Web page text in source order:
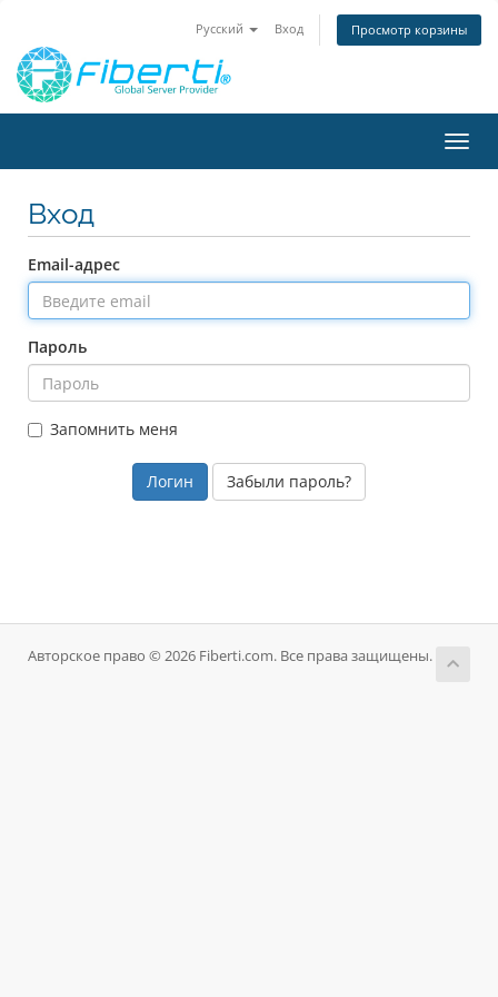
Русский Вход Просмотр корзины
Вход
Email-адрес
Пароль
Запомнить меня
Забыли пароль?
Авторское право © 2026 Fiberti.com. Все права защищены.